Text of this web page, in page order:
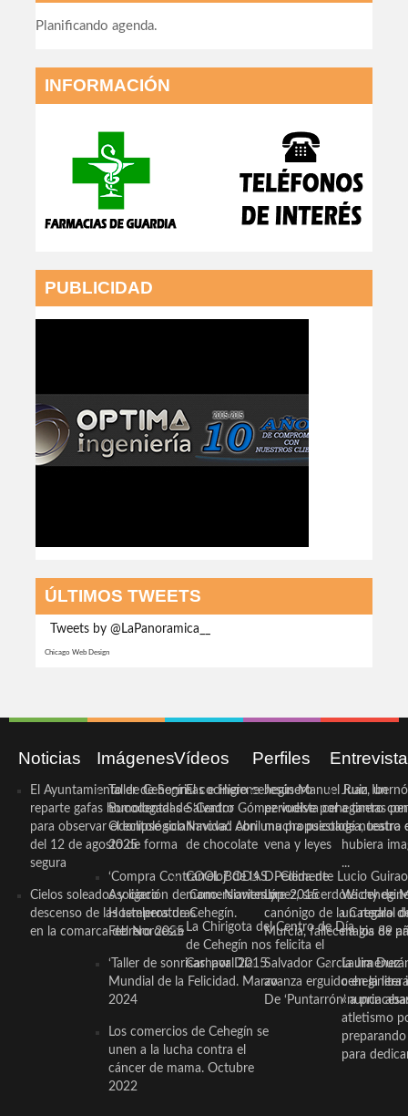
Planificando agenda.
INFORMACIÓN
PUBLICIDAD
ÚLTIMOS TWEETS
Tweets by @LaPanoramica__
Chicago Web Design
Noticias
El Ayuntamiento de Cehegín
reparte gafas homologadas
para observar el eclipse solar
del 12 de agosto de forma
segura
Cielos soleados y ligero
descenso de las temperaturas
en la comarca del Noroeste
Imágenes
Taller de Sonrisas e Higiene
Bucodental de ‘Centro
Odontológico Innova’. Abril
2025
‘Compra Contrarreloj’ de la
Asociación de Comerciantes y
Hosteleros de Cehegín.
Febrero 2025
‘Taller de sonrisas’ por Día
Mundial de la Felicidad. Marzo
2024
Los comercios de Cehegín se
unen a la lucha contra el
cáncer de mama. Octubre
2022
Vídeos
El cocinero ceheginero
Salvador Gómez vuelve por
Navidad con una propuesta
de chocolate
COOL BODAS. Pedida de
mano. Noviembre 2015
La Chirigota del Centro de Día
de Cehegín nos felicita el
Carnaval 2015
Perfiles
Jesús Manuel Ruiz, un
periodista ceheginero con
mucha psicología, teatro
vena y leyes
D. Clemente Lucio Guirao
López, sacerdote
canónigo de la Catedral
Murcia, fallece a los 89
Salvador García Jiménez
avanza erguido en la
De ‘Puntarrón’ a
Juan
a tantas
de nuestra
hubiera
...
Wichy de
un regalo
magia de
Laura
ceheginera
«nunca
atletismo
para